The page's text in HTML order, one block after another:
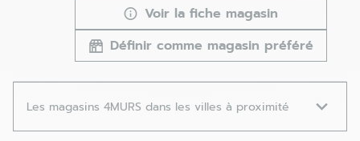
Voir la fiche magasin
Définir comme magasin préféré
Les magasins 4MURS dans les villes à proximité